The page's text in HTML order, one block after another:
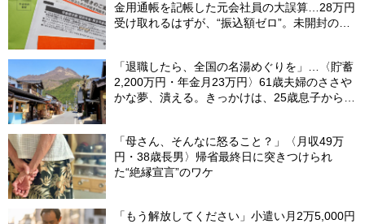
金用通帳を記帳した元会社員の大誤算…28万円
受け取れるはずが、“振込額ゼロ”。未開封の郵
「退職したら、全国の名湯めぐりを」…〈貯蓄
2,200万円・年金月23万円〉61歳夫婦のささや
かな夢、潰える。きっかけは、25歳息子から届
「母さん、そんなに怒ること？」〈月収49万
円・38歳長男〉帰省最終日に突きつけられ
た“絶縁宣言”のワケ
「もう解放してください」小遣い月2万5,000円